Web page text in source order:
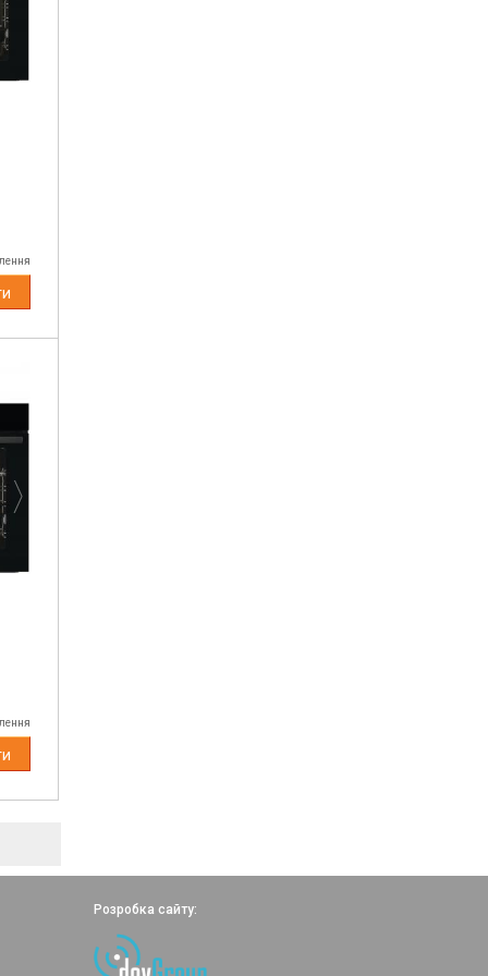
Next
Розробка сайту: